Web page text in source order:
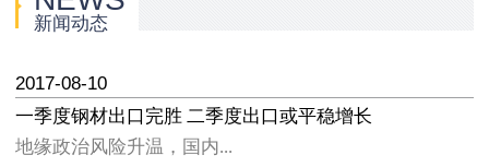
新闻动态
2017-08-10
一季度钢材出口完胜 二季度出口或平稳增长
地缘政治风险升温，国内...